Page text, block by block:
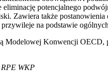
eliminację potencjalnego
Zawiera także
na podstawie
Modelowej Konwencji OECD,
WKP